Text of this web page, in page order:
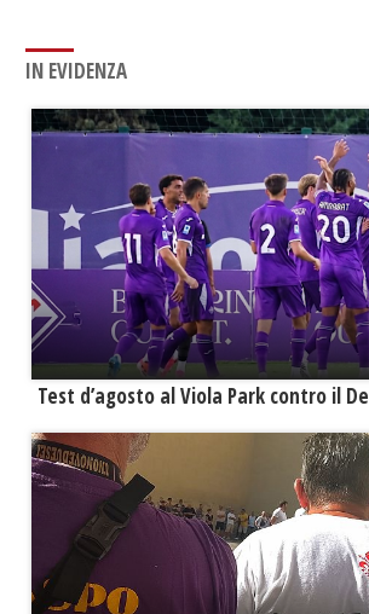
IN EVIDENZA
Test d’agosto al Viola Park contro il